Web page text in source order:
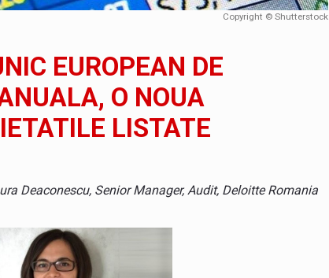
AL FAMILIEI: RANGE ROVER GT Copyright © Shutterstock
EUROPEAN DE
O NOUA
LISTATE
Deaconescu, Senior Manager, Audit, Deloitte Romania